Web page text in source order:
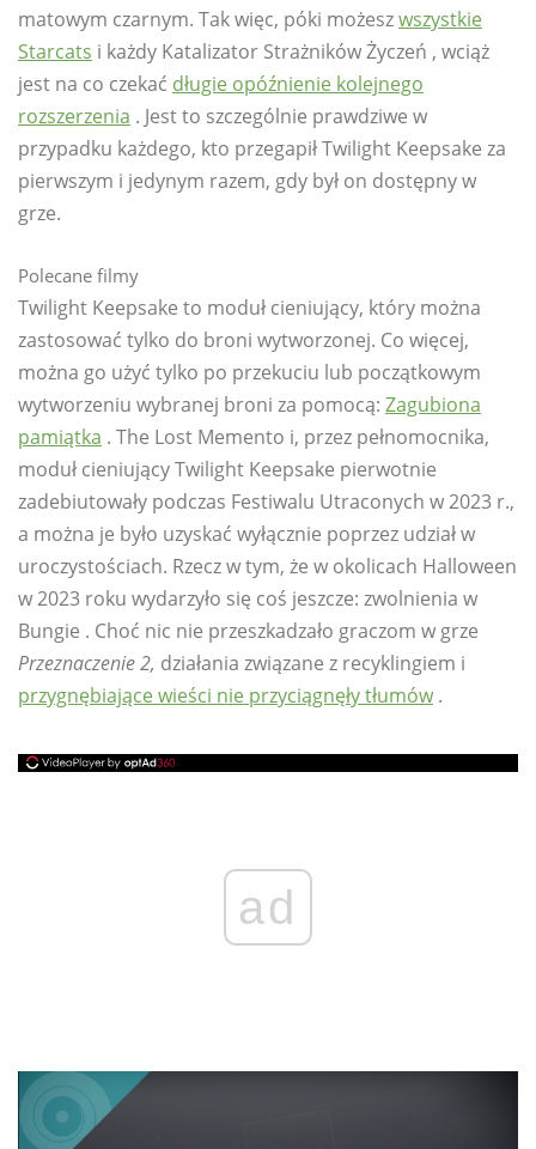
matowym czarnym. Tak więc, póki możeszwszystkie
Starcats i każdy Katalizator Strażników Życzeń , wciąż
jest na co czekać długie opóźnienie kolejnego
rozszerzenia . Jest to szczególnie prawdziwe w
przypadku każdego, kto przegapił Twilight Keepsake za
pierwszym i jedynym razem, gdy był on dostępny w
grze.
Polecane filmy
Twilight Keepsake to moduł cieniujący, który można
zastosować tylko do broni wytworzonej. Co więcej,
można go użyć tylko po przekuciu lub początkowym
wytworzeniu wybranej broni za pomocą: Zagubiona
pamiątka . The Lost Memento i, przez pełnomocnika,
moduł cieniujący Twilight Keepsake pierwotnie
zadebiutowały podczas Festiwalu Utraconych w 2023 r.,
a można je było uzyskać wyłącznie poprzez udział w
uroczystościach. Rzecz w tym, że w okolicach Halloween
w 2023 roku wydarzyło się coś jeszcze: zwolnienia w
Bungie . Choć nic nie przeszkadzało graczom w grze
Przeznaczenie 2, działania związane z recyklingiem i
przygnębiające wieści nie przyciągnęły tłumów.
ad